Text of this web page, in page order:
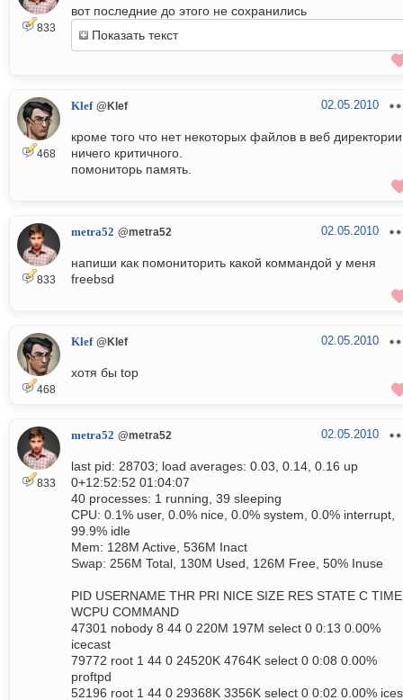
833
вот последние до этого не сохранились
Показать текст
468
Klef @Klef 02.05.2010
кроме того что нет некоторых файлов в веб директории
ничего критичного.
помониторь память.
833
metra52 @metra52 02.05.2010
напиши как помониторить какой коммандой у меня
freebsd
468
Klef @Klef 02.05.2010
хотя бы top
833
metra52 @metra52 02.05.2010
last pid: 28703; load averages: 0.03, 0.14, 0.16 up
0+12:52:52 01:04:07
40 processes: 1 running, 39 sleeping
CPU: 0.1% user, 0.0% nice, 0.0% system, 0.0% interrupt,
99.9% idle
Mem: 128M Active, 536M Inact
Swap: 256M Total, 130M Used, 126M Free, 50% Inuse
PID USERNAME THR PRI NICE SIZE RES STATE C TIME
WCPU COMMAND
47301 nobody 8 44 0 220M 197M select 0 0:13 0.00%
icecast
79772 root 1 44 0 24520K 4764K select 0 0:08 0.00%
proftpd
52196 root 1 44 0 29368K 3356K select 0 0:02 0.00% ices